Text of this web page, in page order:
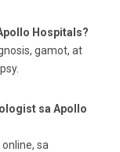
Hospitals?
gamot, at
sa Apollo
sa